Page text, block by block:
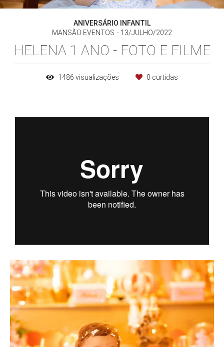
ANIVERSÁRIO INFANTIL
MANSÃO EVENTOS
13/JULHO/2022
HELENA 1 ANO - FOTO E FILME
1486 visualizações 0 curtidas